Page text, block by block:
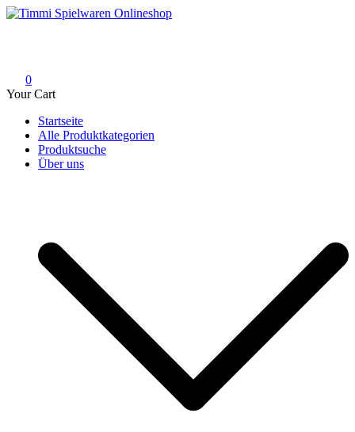
Skip
0
Your Cart
Startseite
Alle Produktkategorien
Produktsuche
Über uns